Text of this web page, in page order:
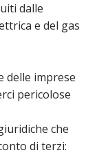
dalle
e del gas
delle imprese
pericolose
che
di terzi: